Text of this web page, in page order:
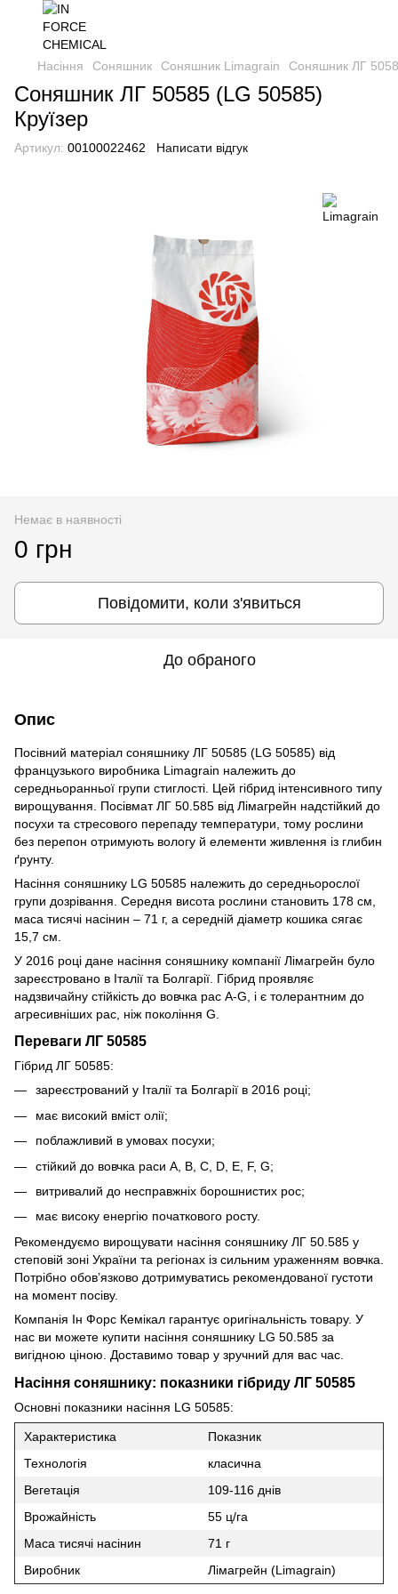
Насіння Соняшник Соняшник Limagrain Соняшник ЛГ
Соняшник ЛГ 50585 (LG 50585)
Круїзер
Артикул: 00100022462 Написати відгук
Немає в наявності
0 грн
Повідомити, коли з'явиться
До обраного
Опис
Посівний матеріал соняшнику ЛГ 50585 (LG 50585) від
французького виробника Limagrain належить до
середньоранньої групи стиглості. Цей гібрид інтенсивного типу
вирощування. Посівмат ЛГ 50.585 від Лімагрейн надстійкий до
посухи та стресового перепаду температури, тому рослини
без перепон отримують вологу й елементи живлення із глибин
ґрунту.
Насіння соняшнику LG 50585 належить до середньорослої
групи дозрівання. Середня висота рослини становить 178 см,
маса тисячі насінин – 71 г, а середній діаметр кошика сягає
15,7 см.
У 2016 році дане насіння соняшнику компанії Лімагрейн було
зареєстровано в Італії та Болгарії. Гібрид проявляє
надзвичайну стійкість до вовчка рас А-G, і є толерантним до
агресивніших рас, ніж покоління G.
Переваги ЛГ 50585
Гібрид ЛГ 50585:
зареєстрований у Італії та Болгарії в 2016 році;
має високий вміст олії;
поблажливий в умовах посухи;
стійкий до вовчка раси A, B, C, D, E, F, G;
витривалий до несправжніх борошнистих рос;
має високу енергію початкового росту.
Рекомендуємо вирощувати насіння соняшнику ЛГ 50.585 у
степовій зоні України та регіонах із сильним ураженням вовчка.
Потрібно обов’язково дотримуватись рекомендованої густоти
на момент посіву.
Компанія Ін Форс Кемікал гарантує оригінальність товару. У
нас ви можете купити насіння соняшнику LG 50.585 за
вигідною ціною. Доставимо товар у зручний для вас час.
Насіння соняшнику: показники гібриду ЛГ 50585
Основні показники насіння LG 50585:
Характеристика
Показник
Технологія
класична
Вегетація
109-116 днів
Врожайність
55 ц/га
Маса тисячі насінин
71 г
Виробник
Лімагрейн (Limagrain)